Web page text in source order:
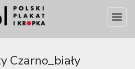
Czarno_biały